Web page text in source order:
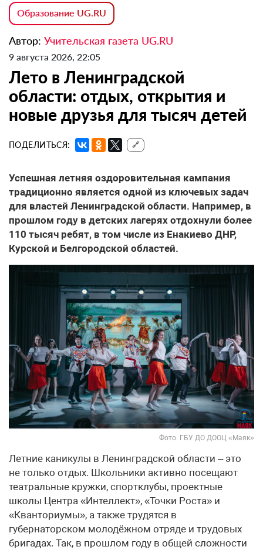
Образование UG.RU
Автор: Учительская газета UG.RU
9 августа 2026, 22:05
Лето в Ленинградской
области: отдых, открытия и
новые друзья для тысяч детей
ПОДЕЛИТЬСЯ: 🔗
Успешная летняя оздоровительная кампания
традиционно является одной из ключевых задач
для властей Ленинградской области. Например, в
прошлом году в детских лагерях отдохнули более
110 тысяч ребят, в том числе из Енакиево ДНР,
Курской и Белгородской областей.
Фото: ГБУ ДО ДООЦ «Маяк»
Летние каникулы в Ленинградской области – это
не только отдых. Школьники активно посещают
театральные кружки, спортклубы, проектные
школы Центра «Интеллект», «Точки Роста» и
«Кванториумы», а также трудятся в
губернаторском молодёжном отряде и трудовых
бригадах. Так, в прошлом году в общей сложности